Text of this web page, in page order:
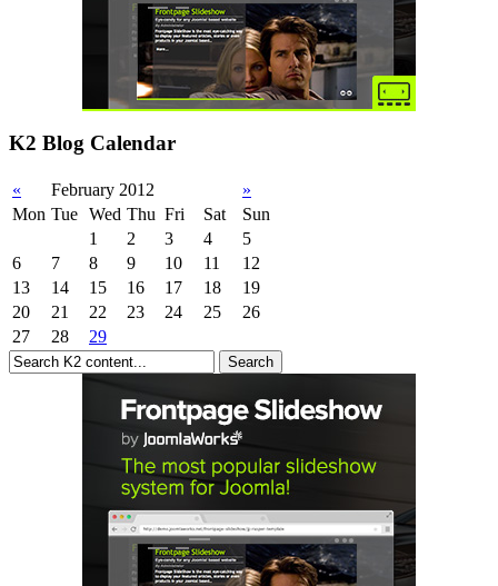
K2 Blog Calendar
« February 2012
»
Mon Tue Wed Thu Fri Sat
Sun
1
2 3 4
5
6
7 8 9 10 11
12
13
14 15 16 17 18
19
20
21 22 23 24 25
26
27
28 29